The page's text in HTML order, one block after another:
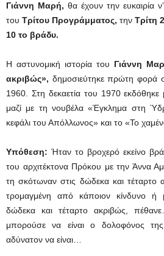
Γιάννη Μαρή, θα έχουν την ευκαιρία
του Τρίτου Προγράμματος, την Τρίτη
10 το βράδυ.
Η αστυνομική ιστορία του Γιάννη
ακριβώς», δημοσιεύτηκε πρώτη φορά
1960. Στη δεκαετία του 1970 εκδόθηκε
μαζί με τη νουβέλα «Έγκλημα στη
κεφάλι του Απόλλωνος» και το «Το
Υπόθεση: Ήταν το βροχερό εκείνο
του αρχιτέκτονα Πρόκου με την Άννα
τη σκότωναν στις δώδεκα και τέταρτο
τρομαγμένη από κάποιον κίνδυνο ή
δώδεκα και τέταρτο ακριβώς,
μπορούσε να είναι ο δολοφόνος
αδύνατον να είναι…